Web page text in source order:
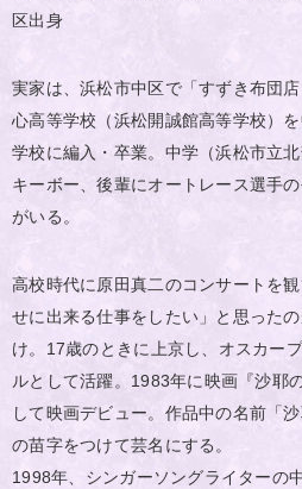
区出身
実家は、浜松市中区で「すずき布団
心高等学校（浜松開誠館高等学校）
学校に編入・卒業。中学（浜松市立
キーボー、後輩にオートレース選手
がいる。
高校時代に原田真二のコンサートを
せに出来る仕事をしたい」と思った
け。17歳のときに上京し、オスカー
ルとして活躍。1983年に映画『沙耶
して映画デビュー。作品中の名前「
の苗字をつけて芸名にする。
1998年、シンガーソングライターの